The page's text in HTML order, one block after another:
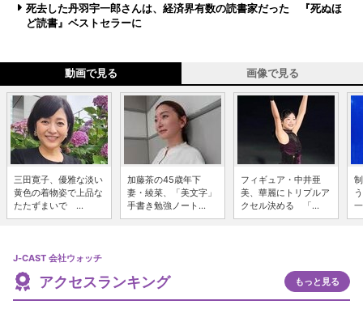
死去した丹羽宇一郎さんは、経済界有数の読書家だった 『死ぬほ
ど読書』ベストセラーに
動画で見る 画像で見る
三田寛子、優雅な淡い
黄色の着物姿で上品な
たたずまいで ...
加藤茶の45歳年下
妻・綾菜、「美文字」
手書き勉強ノート...
フィギュア・中井亜
美、華麗にトリプルア
クセル決める 「...
J-CAST 会社ウォッチ
アクセスランキング もっと見る